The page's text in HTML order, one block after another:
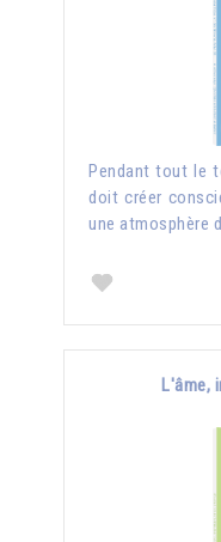
Pendant tout le
doit créer
une atmosphère
L'âme,